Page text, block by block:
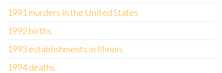
1991 murders in the United States
1992 births
1993 establishments in Illinois
1994 deaths